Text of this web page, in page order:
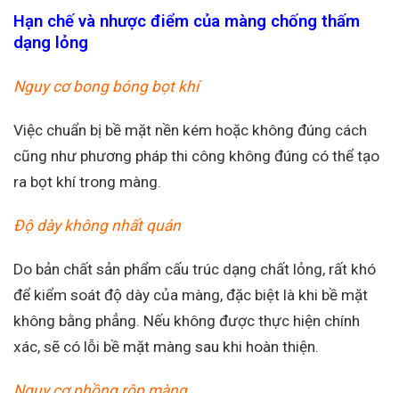
Hạn chế và nhược điểm của màng chống thấm
dạng lỏng
Nguy cơ bong bóng bọt khí
Việc chuẩn bị bề mặt nền kém hoặc không đúng cách
cũng như phương pháp thi công không đúng có thể tạo
ra bọt khí trong màng.
Độ dày không nhất quán
Do bản chất sản phẩm cấu trúc dạng chất lỏng, rất khó
để kiểm soát độ dày của màng, đặc biệt là khi bề mặt
không bằng phẳng. Nếu không được thực hiện chính
xác, sẽ có lỗi bề mặt màng sau khi hoàn thiện.